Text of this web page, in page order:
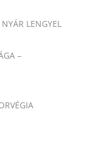
LENGYEL
–